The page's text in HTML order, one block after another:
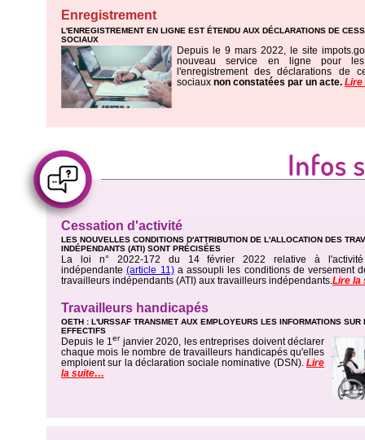
Enregistrement
L'ENREGISTREMENT EN LIGNE EST ÉTENDU AUX DÉCLARATIONS DE
SOCIAUX
Depuis le 9 mars 2022, le site
nouveau service en ligne pour
l'enregistrement des déclarations de
sociaux non constatées par un acte.
Cessation d'activité
LES NOUVELLES CONDITIONS D'ATTRIBUTION DE L'ALLOCATION DES
INDÉPENDANTS (ATI) SONT PRÉCISÉES
La loi n° 2022-172 du 14 février 2022 relative à l'activité
indépendante(article 11)a assoupli les conditions de versement
travailleurs indépendants (ATI) aux travailleurs indépendants.Lire
Travailleurs handicapés
OETH : L'URSSAF TRANSMET AUX EMPLOYEURS LES INFORMATIONS SUR
EFFECTIFS
Depuis le 1er janvier 2020, les entreprises doivent déclarer
chaque mois le nombre de travailleurs handicapés qu'elles
emploient sur la déclaration sociale nominative (DSN). Lire
la suite…